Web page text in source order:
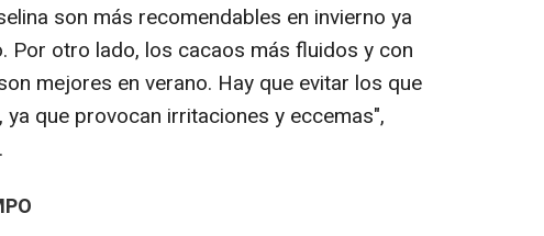
son más recomendables en invierno ya
Por otro lado, los cacaos más fluidos y con
mejores en verano. Hay que evitar los que
que provocan irritaciones y eccemas",